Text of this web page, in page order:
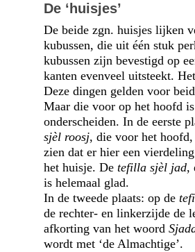
De ‘huisjes’
De beide zgn. huisjes lijken
kubussen, die uit één stuk
kubussen zijn bevestigd op
kanten evenveel uitsteekt.
Deze dingen gelden voor
Maar die voor op het hoofd
onderscheiden. In de eerste
sjèl roosj, die voor het
zien dat er hier een
het huisje. De tefilla sjèl jad,
is helemaal glad.
In de tweede plaats: op de
de rechter- en linkerzijde de
afkorting van het woord
wordt met ‘de Almachtige’.